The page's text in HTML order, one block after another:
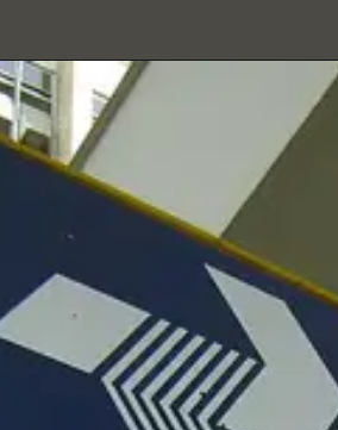
Opening https://www.licitacoes-